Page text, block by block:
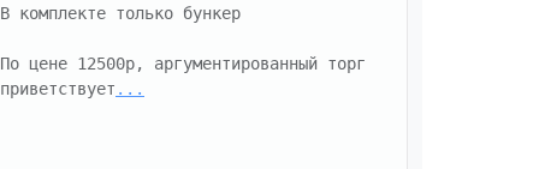
В комплекте только бункер
По цене 12500р, аргументированный торг
приветствует ...